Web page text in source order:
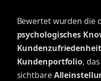
Bewertet wurden die
psychologisches
Kundenzufriedenheit
Kundenportfolio, das
sichtbare